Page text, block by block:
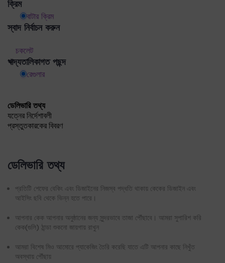
ক্রিম
বাটার ক্রিম
স্বাদ নির্বাচন করুন
চকলেট
খাদ্যতালিকাগত পছন্দ
রেগুলার
ডেলিভারি তথ্য
যত্নের নির্দেশাবলী
প্রস্তুতকারকের বিবরণ
ডেলিভারি তথ্য
প্রতিটি শেফের বেকিং এবং ডিজাইনের নিজস্ব পদ্ধতি থাকায় কেকের ডিজাইন এবং
আইসিং ছবি থেকে ভিন্ন হতে পারে।
আপনার কেক আপনার অনুষ্ঠানের জন্য সুন্দরভাবে তাজা পৌঁছাবে। আমরা সুপারিশ করি
কেক(গুলি) ঠান্ডা শুকনো জায়গায় রাখুন
আমরা বিশেষ মিও আমোরে প্যাকেজিং তৈরি করেছি যাতে এটি আপনার কাছে নিখুঁত
অবস্থায় পৌঁছায়